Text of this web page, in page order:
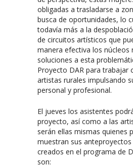
obligadas a trasladarse a
busca de oportunidades, lo
todavía más a la
de circuitos artísticos que
manera efectiva los núcleos
soluciones a esta
Proyecto DAR para trabajar
artistas rurales impulsando
personal y profesional.
El jueves los asistentes
proyecto, así como a las
serán ellas mismas quienes
muestran sus
creados en el programa de
son: